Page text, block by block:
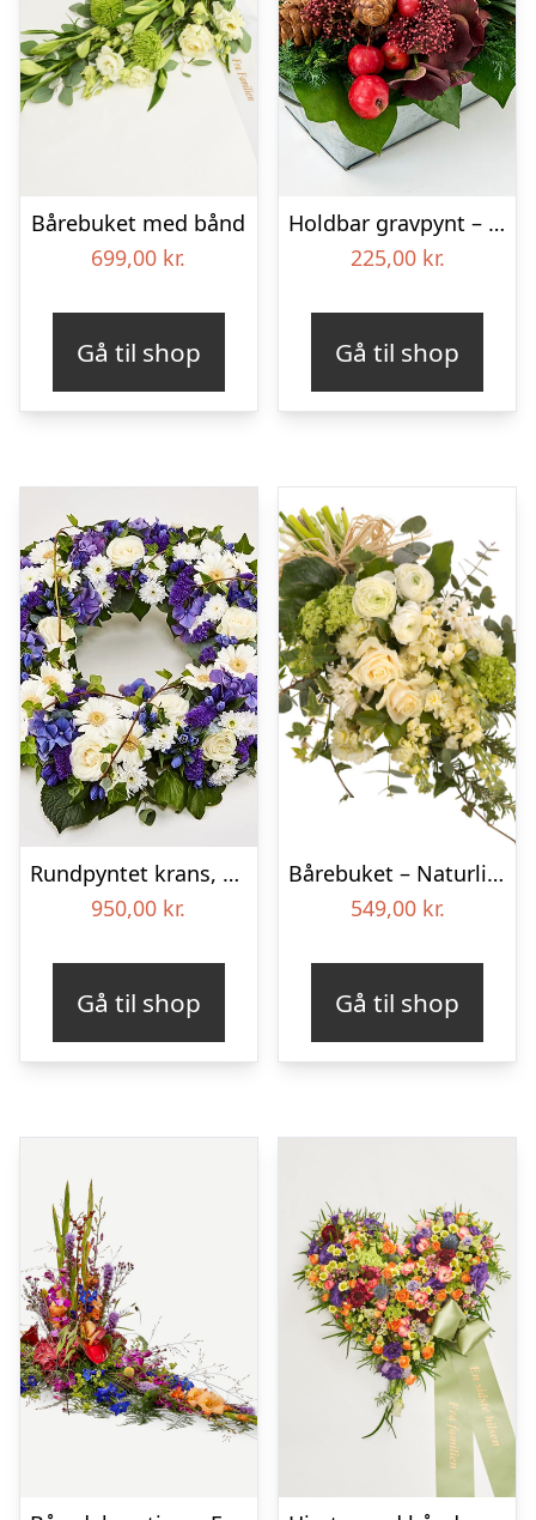
Bårebuket med bånd
699,00 kr.
Gå til shop
Holdbar gravpynt – Blomster til begravelse
225,00 kr.
Gå til shop
Rundpyntet krans, blå og hvid – Blomster til begravelse
950,00 kr.
Gå til shop
Bårebuket – Naturlig hvid
549,00 kr.
Gå til shop